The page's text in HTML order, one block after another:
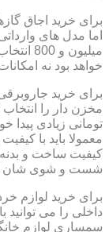
خواهد بود نه
برای خرید
تومانی زیادی
معمولا باید با
کیفیت ساخت و بدنه
شست و شوی شان
برای خرید لوازم
سمساری لوازم